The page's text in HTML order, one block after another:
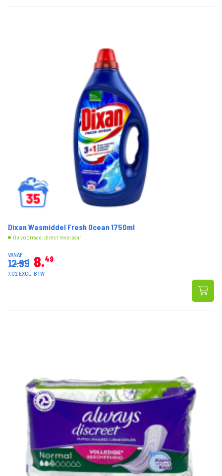
Dixan Wasmiddel Fresh Ocean 1750ml
Op voorraad: direct leverbaar
VANAF
12.99 8 49
7.02 EXCL. BTW